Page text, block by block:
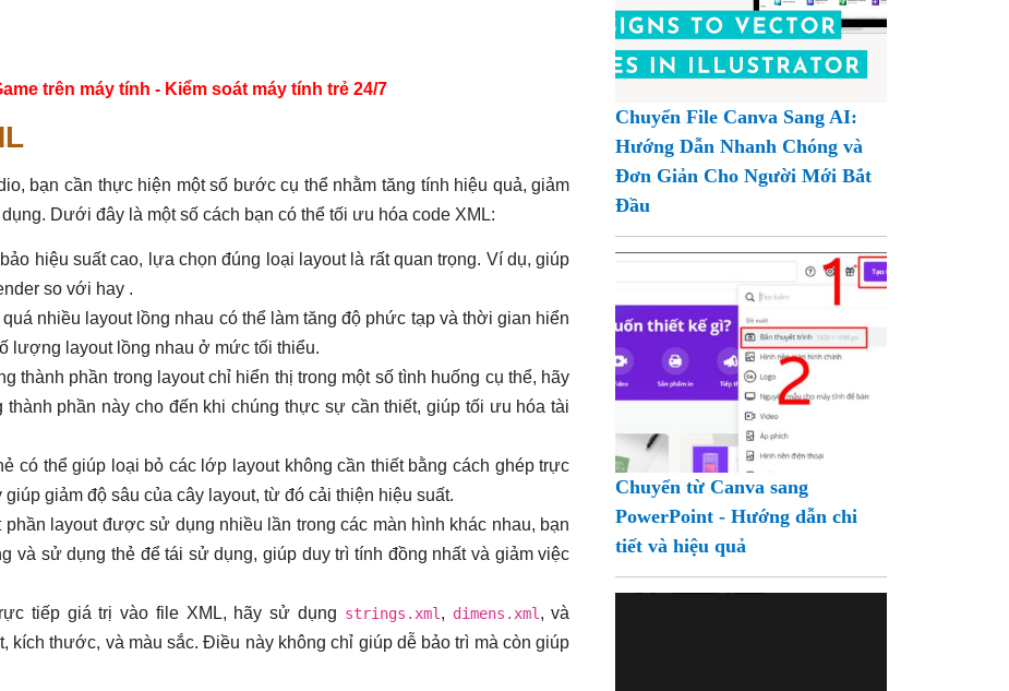
trên máy tính - Kiểm soát máy tính trẻ 24/7
bạn cần thực hiện một số bước cụ thể nhằm tăng tính hiệu quả, giảm
Dưới đây là một số cách bạn có thể tối ưu hóa code XML:
hiệu suất cao, lựa chọn đúng loại layout là rất quan trọng. Ví dụ,giúp
so với hay .
nhiều layout lồng nhau có thể làm tăng độ phức tạp và thời gian hiển
lượng layout lồng nhau ở mức tối thiểu.
thành phần trong layout chỉ hiển thị trong một số tình huống cụ thể, hãy
phần này cho đến khi chúng thực sự cần thiết, giúp tối ưu hóa tài
có thể giúp loại bỏ các lớp layout không cần thiết bằng cách ghép trực
giảm độ sâu của cây layout, từ đó cải thiện hiệu suất.
phần layout được sử dụng nhiều lần trong các màn hình khác nhau, bạn
và sử dụng thẻ để tái sử dụng, giúp duy trì tính đồng nhất và giảm việc
tiếp giá trị vào file XML, hãy sử dụng strings.xml , dimens.xml , và
kích thước, và màu sắc. Điều này không chỉ giúp dễ bảo trì mà còn giúp
Chuyển File Canva Sang AI:
Hướng Dẫn Nhanh Chóng và
Đơn Giản Cho Người Mới Bắt
Đầu
Chuyển từ Canva sang
PowerPoint - Hướng dẫn chi
tiết và hiệu quả